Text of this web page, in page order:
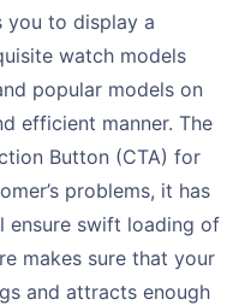
you to display a
watch models
popular models on
efficient manner. The
Button (CTA) for
problems, it has
ensure swift loading of
makes sure that your
and attracts enough